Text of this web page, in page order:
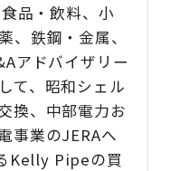
品・飲料、小
、鉄鋼・金属、
アドバイザリー
て、昭和シェル
換、中部電力お
事業のJERAへ
Kelly Pipeの買